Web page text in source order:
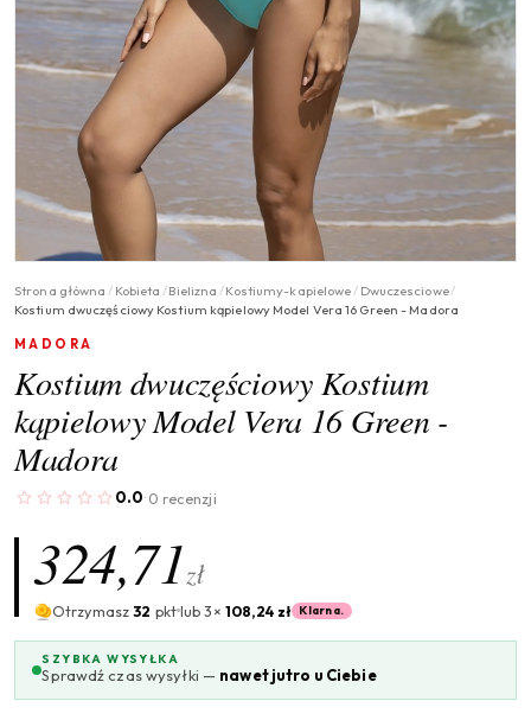
Strona główna / Kobieta /Bielizna /Kostiumy-kapielowe/ Dwuczesciowe/
Kostium dwuczęściowy Kostium kąpielowy Model Vera 16 Green - Madora
MADORA
Kostium dwuczęściowy Kostium
kąpielowy Model Vera 16 Green -
Madora
0.0· 0 recenzji
324,71zł
Otrzymasz32 pktlub 3× 108,24 zł Klarna.
SZYBKA WYSYŁKA
Sprawdź czas wysyłki — nawet jutro u Ciebie